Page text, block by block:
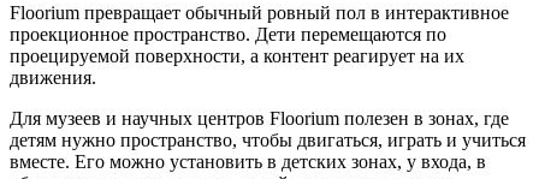
Floorium превращает обычный ровный пол в интерактивное
проекционное пространство. Дети перемещаются по
проецируемой поверхности, а контент реагирует на их
движения.
Для музеев и научных центров Floorium полезен в зонах, где
детям нужно пространство, чтобы двигаться, играть и учиться
вместе. Его можно установить в детских зонах, у входа, в